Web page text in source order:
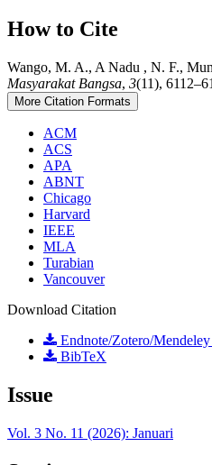
How to Cite
Wango, M. A., A Nadu , N. F.,
Masyarakat Bangsa, 3(11),
More Citation Formats
ACM
ACS
APA
ABNT
Chicago
Harvard
IEEE
MLA
Turabian
Vancouver
Download Citation
Endnote/Zotero/
BibTeX
Issue
Vol. 3 No. 11 (2026): Januari